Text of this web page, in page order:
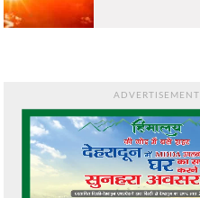
ADVERTISEMENT